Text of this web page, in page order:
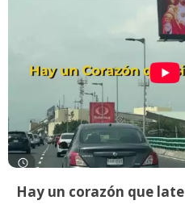
Hay un corazón que